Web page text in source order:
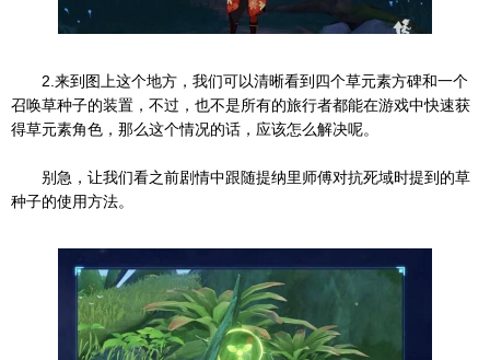
2.来到图上这个地方，我们可以清晰看到四个草元素方碑和一个
召唤草种子的装置，不过，也不是所有的旅行者都能在游戏中快速获
得草元素角色，那么这个情况的话，应该怎么解决呢。
别急，让我们看之前剧情中跟随提纳里师傅对抗死域时提到的草
种子的使用方法。